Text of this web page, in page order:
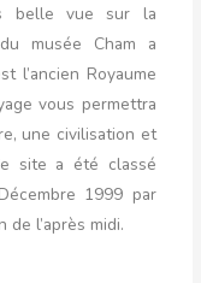
belle vue sur la
musée Cham a
l’ancien Royaume
vous permettra
une civilisation et
site a été classé
1999 par
de l’après midi.